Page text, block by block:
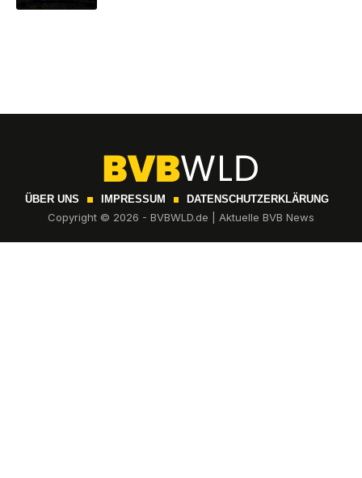
ÜBER UNS IMPRESSUM DATENSCHUTZERKLÄRUNG
Copyright © 2026 - BVBWLD.de | Aktuelle BVB News